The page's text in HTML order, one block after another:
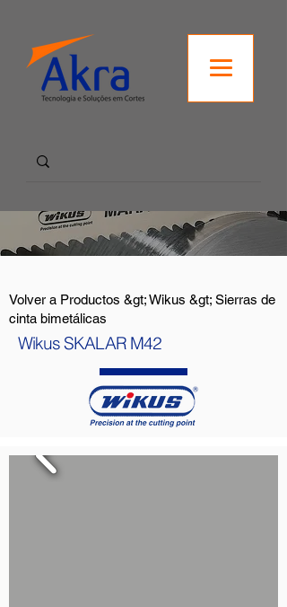
Volver a Productos &gt; Wikus &gt; Sierras de
cinta bimetálicas
Wikus SKALAR M42